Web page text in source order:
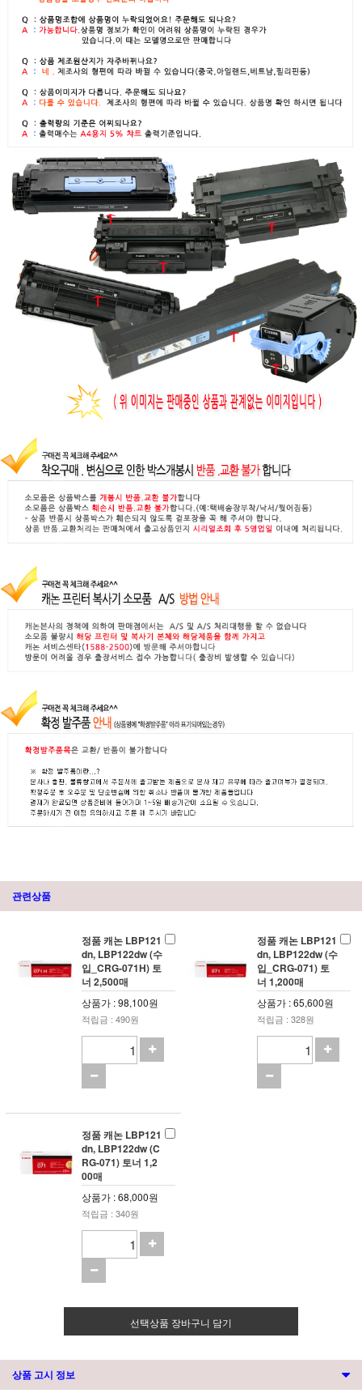
관련상품
정품 캐논 LBP121
dn, LBP122dw (수
입_CRG-071H) 토
너 2,500매
상품가 : 98,100원
적립금 : 490원
정품 캐논 LBP121
dn, LBP122dw (수
입_CRG-071) 토
너 1,200매
상품가 : 65,600원
적립금 : 328원
정품 캐논 LBP121
dn, LBP122dw (C
RG-071) 토너 1,2
00매
상품가 : 68,000원
적립금 : 340원
선택상품 장바구니 담기
상품 고시 정보